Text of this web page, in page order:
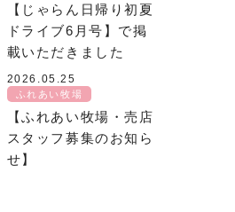
【じゃらん日帰り初夏
ドライブ6月号】で掲
載いただきました
2026.05.25
ふれあい牧場
【ふれあい牧場・売店
スタッフ募集のお知ら
せ】